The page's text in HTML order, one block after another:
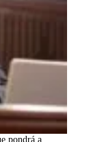
pondrá a